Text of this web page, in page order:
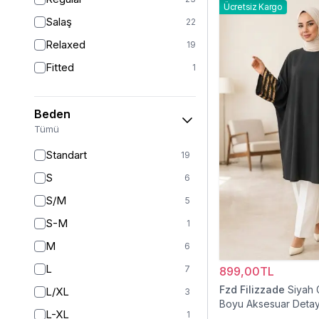
Salaş 22
Relaxed 19
Fitted 1
Beden
Tümü
Standart 19
S 6
S/M 5
S-M 1
M 6
L 7
L/XL 3
L-XL 1
Ücretsiz Kargo
899,00TL
Fzd Filizzade Siyah
Boyu Aksesuar